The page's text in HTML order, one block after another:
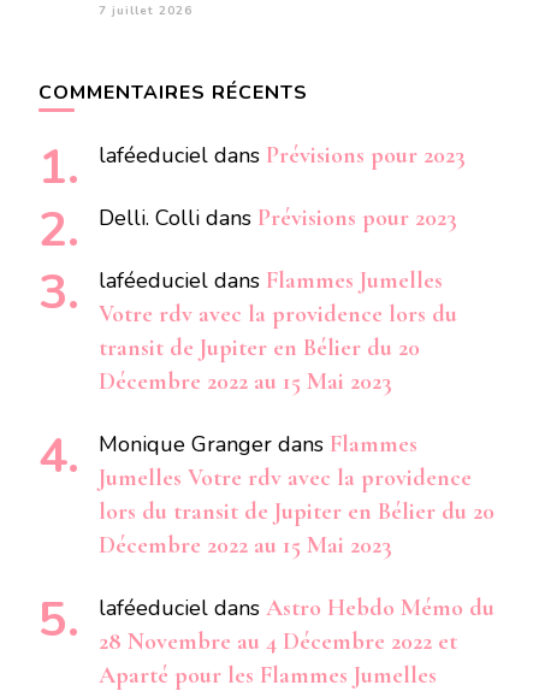
7 juillet 2026
COMMENTAIRES RÉCENTS
laféeduciel dans Prévisions pour 2023
Delli. Colli dans Prévisions pour 2023
laféeduciel dans Flammes Jumelles
Votre rdv avec la providence lors du
transit de Jupiter en Bélier du 20
Décembre 2022 au 15 Mai 2023
Monique Granger dans Flammes
Jumelles Votre rdv avec la providence
lors du transit de Jupiter en Bélier du 20
Décembre 2022 au 15 Mai 2023
laféeduciel dans Astro Hebdo Mémo du
28 Novembre au 4 Décembre 2022 et
Aparté pour les Flammes Jumelles